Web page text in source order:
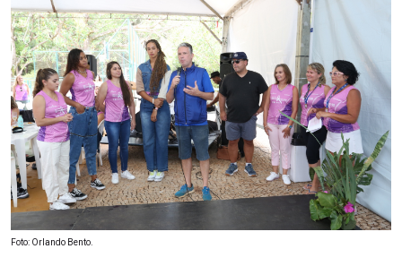
Foto: Orlando Bento.